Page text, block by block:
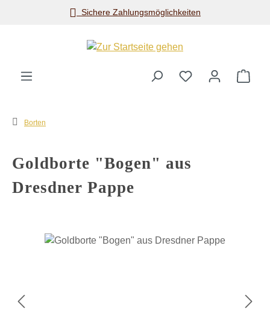
Zum Hauptinhalt springenSichere Zahlungsmöglichkeiten
Borten
Goldborte "Bogen" aus
Dresdner Pappe
Bildergalerie überspringen